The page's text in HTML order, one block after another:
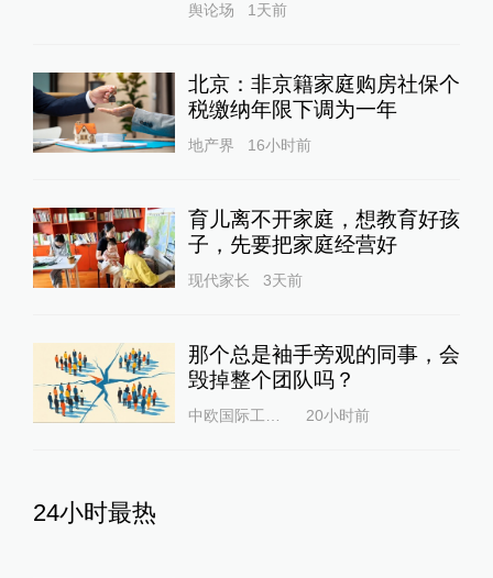
舆论场 1天前
北京：非京籍家庭购房社保个
税缴纳年限下调为一年
地产界 16小时前
育儿离不开家庭，想教育好孩
子，先要把家庭经营好
现代家长 3天前
那个总是袖手旁观的同事，会
毁掉整个团队吗？
20小时前
24小时最热